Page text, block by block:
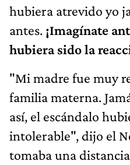
hubiera atrevido yo
antes. ¡Imagínate
hubiera sido la
"Mi madre fue muy
familia materna.
así, el escándalo
intolerable", dijo el
tomaba una